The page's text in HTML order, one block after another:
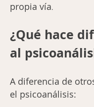
propia vía.
¿Qué hace
al
A diferencia de
el psicoanálisis: